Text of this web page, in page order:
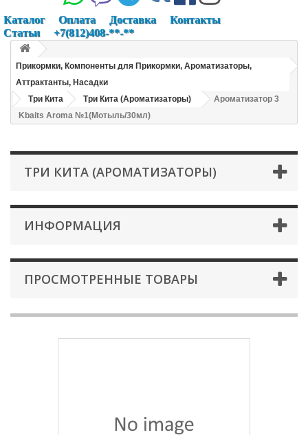
Каталог Оплата Доставка
Контакты
Статьи
+7(812)408-**-**
Прикормки, Компоненты для Прикормки, Ароматизаторы,
Аттрактанты, Насадки
Три Кита
Три Кита (Ароматизаторы)
Ароматизатор 3
Kbaits Aroma №1(Мотыль/30мл)
ТРИ КИТА (АРОМАТИЗАТОРЫ)
ИНФОРМАЦИЯ
ПРОСМОТРЕННЫЕ ТОВАРЫ